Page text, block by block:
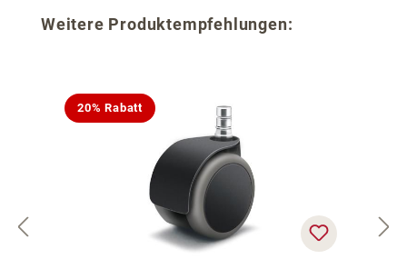
Produktgalerie überspringen
Weitere Produktempfehlungen:
20% Rabatt